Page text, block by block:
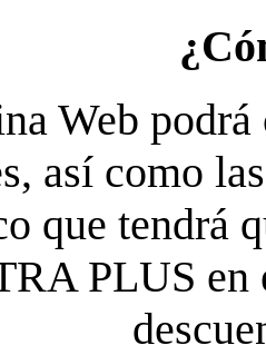
Web
así como
que tendrá
PLUS en